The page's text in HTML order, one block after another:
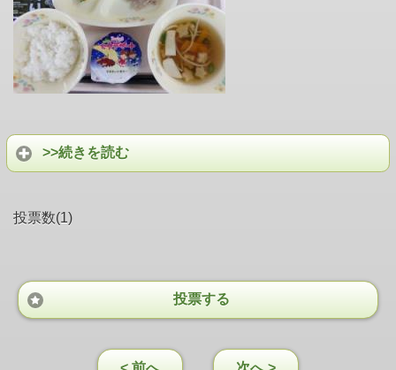
>>続きを読む
投票数(1)
投票する